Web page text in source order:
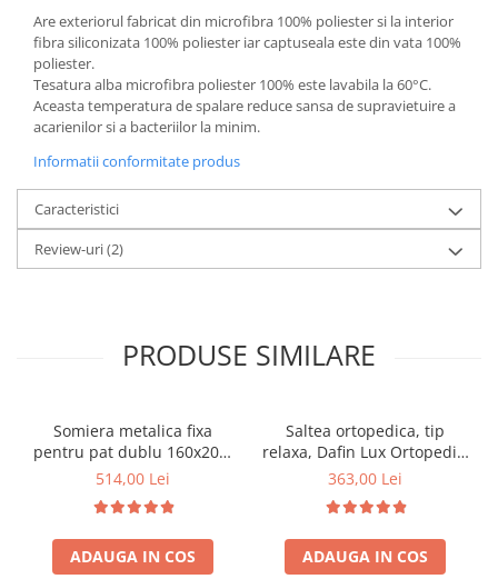
Are exteriorul fabricat din microfibra 100% poliester si la interior
fibra siliconizata 100% poliester iar captuseala este din vata 100%
poliester.
Tesatura alba microfibra poliester 100% este lavabila la 60°C.
Aceasta temperatura de spalare reduce sansa de supravietuire a
acarienilor si a bacteriilor la minim.
Informatii conformitate produs
Caracteristici
Review-uri(2)
PRODUSE SIMILARE
Somiera metalica fixa
pentru pat dublu 160x200,
6 picioare, 32 lamele lemn
saltea ferm, negru
514,00 Lei
ADAUGA IN COS
Saltea ortopedica, tip
relaxa, Dafin Lux Ortopedic,
90x200x21cm, fermitate
tip Bonell, fata vara-iarna,
sistem de aerisire cu
butoni, Salt Confort
363,00 Lei
ADAUGA IN COS